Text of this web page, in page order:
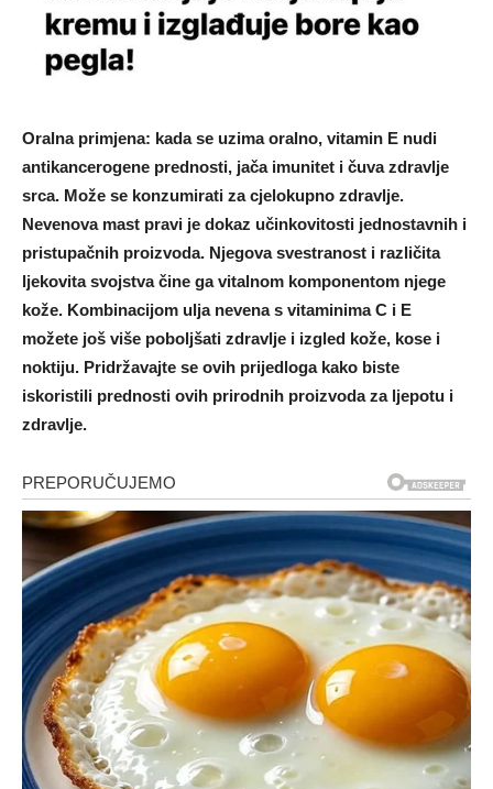
Oralna primjena: kada se uzima oralno, vitamin E nudi
antikancerogene prednosti, jača imunitet i čuva zdravlje
srca. Može se konzumirati za cjelokupno zdravlje.
Nevenova mast pravi je dokaz učinkovitosti jednostavnih i
pristupačnih proizvoda. Njegova svestranost i različita
ljekovita svojstva čine ga vitalnom komponentom njege
kože. Kombinacijom ulja nevena s vitaminima C i E
možete još više poboljšati zdravlje i izgled kože, kose i
noktiju. Pridržavajte se ovih prijedloga kako biste
iskoristili prednosti ovih prirodnih proizvoda za ljepotu i
zdravlje.